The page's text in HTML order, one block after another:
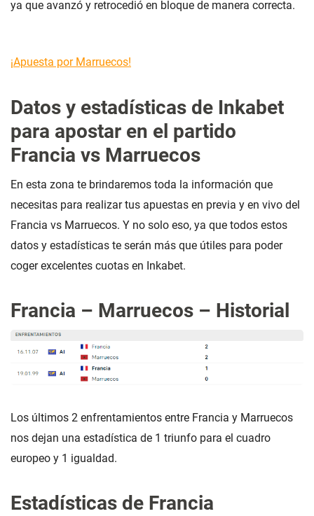
ya que avanzó y retrocedió en bloque de manera correcta.
¡Apuesta por Marruecos!
Datos y estadísticas de Inkabet
para apostar en el partido
Francia vs Marruecos
En esta zona te brindaremos toda la información que
necesitas para realizar tus apuestas en previa y en vivo del
Francia vs Marruecos. Y no solo eso, ya que todos estos
datos y estadísticas te serán más que útiles para poder
coger excelentes cuotas en Inkabet.
Francia – Marruecos – Historial
Los últimos 2 enfrentamientos entre Francia y Marruecos
nos dejan una estadística de 1 triunfo para el cuadro
europeo y 1 igualdad.
Estadísticas de Francia